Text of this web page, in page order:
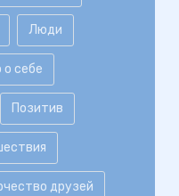
Люди
о себе
Позитив
друзей